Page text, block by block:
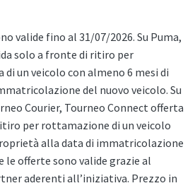
valide fino al 31/07/2026. Su Puma,
solo a fronte di ritiro per
un veicolo con almeno 6 mesi di
del nuovo veicolo. Su
Courier, Tourneo Connect offerta
per rottamazione di un veicolo
alla data di immatricolazione
le offerte sono valide grazie al
aderenti all’iniziativa. Prezzo in